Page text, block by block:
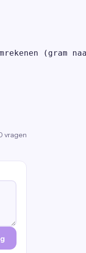
(gram
vragen